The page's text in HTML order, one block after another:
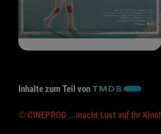
Inhalte zum Teil von
© CINEPROG ...macht Lust auf Ihr Kino!